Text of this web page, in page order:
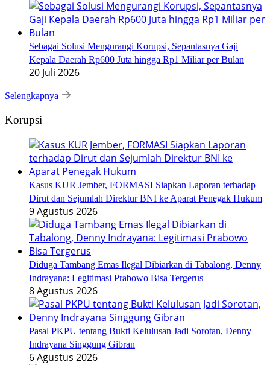
Sebagai Solusi Mengurangi Korupsi, Sepantasnya Gaji
Kepala Daerah Rp600 Juta hingga Rp1 Miliar per Bulan
20 Juli 2026
Selengkapnya
Korupsi
Kasus KUR Jember, FORMASI Siapkan Laporan terhadap
Dirut dan Sejumlah Direktur BNI ke Aparat Penegak Hukum
9 Agustus 2026
Diduga Tambang Emas Ilegal Dibiarkan di Tabalong, Denny
Indrayana: Legitimasi Prabowo Bisa Tergerus
8 Agustus 2026
Pasal PKPU tentang Bukti Kelulusan Jadi Sorotan, Denny
Indrayana Singgung Gibran
6 Agustus 2026